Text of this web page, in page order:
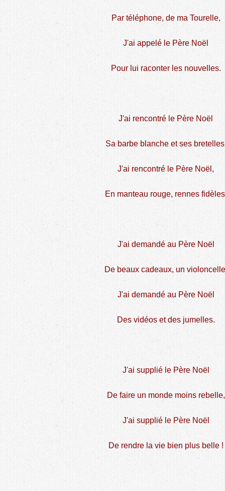
Par téléphone, de ma Tourelle,
J'ai appelé le Père Noël
Pour lui raconter les nouvelles.
J'ai rencontré le Père Noël
Sa barbe blanche et ses
J'ai rencontré le Père Noël,
En manteau rouge, rennes
J'ai demandé au Père Noël
De beaux cadeaux, un
J'ai demandé au Père Noël
Des vidéos et des jumelles.
J'ai supplié le Père Noël
De faire un monde moins rebelle,
J'ai supplié le Père Noël
De rendre la vie bien plus belle !